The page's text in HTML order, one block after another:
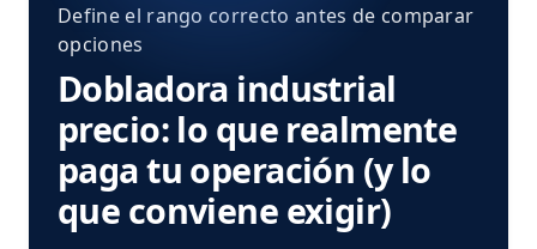
Define el rango correcto antes de comparar
opciones
Dobladora industrial
precio: lo que realmente
paga tu operación (y lo
que conviene exigir)